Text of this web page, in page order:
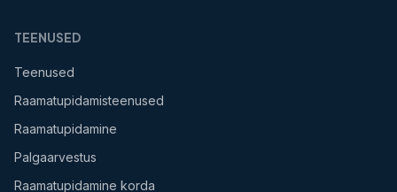
TEENUSED
Teenused
Raamatupidamisteenused
Raamatupidamine
Palgaarvestus
Raamatupidamine korda